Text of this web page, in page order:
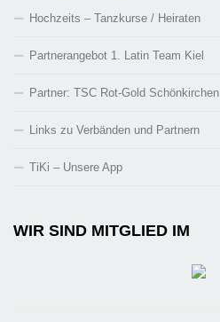
Hochzeits – Tanzkurse / Heiraten
Partnerangebot 1. Latin Team Kiel
Partner: TSC Rot-Gold Schönkirchen
Links zu Verbänden und Partnern
TiKi – Unsere App
WIR SIND MITGLIED IM